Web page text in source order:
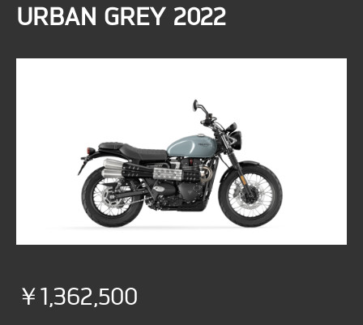
URBAN GREY 2022
￥1,362,500